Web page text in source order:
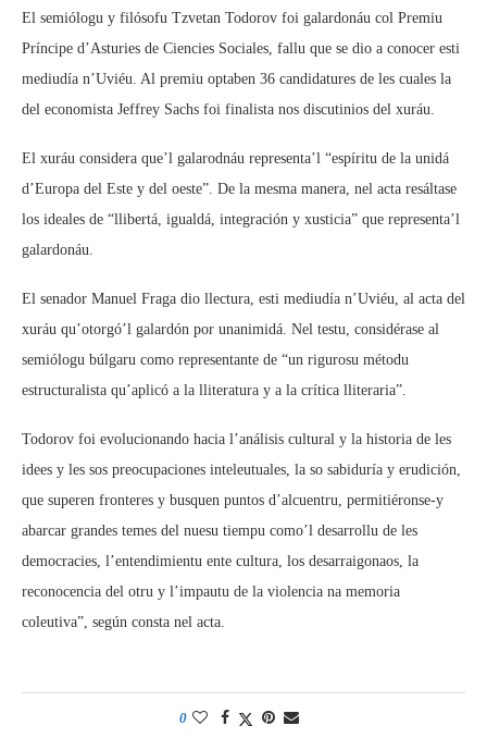
El semiólogu y filósofu Tzvetan Todorov foi galardonáu col Premiu
Príncipe d’Asturies de Ciencies Sociales, fallu que se dio a conocer esti
mediudía n’Uviéu. Al premiu optaben 36 candidatures de les cuales la
del economista Jeffrey Sachs foi finalista nos discutinios del xuráu.
El xuráu considera que’l galarodnáu representa’l “espíritu de la unidá
d’Europa del Este y del oeste”. De la mesma manera, nel acta resáltase
los ideales de “llibertá, igualdá, integración y xusticia” que representa’l
galardonáu.
El senador Manuel Fraga dio llectura, esti mediudía n’Uviéu, al acta del
xuráu qu’otorgó’l galardón por unanimidá. Nel testu, considérase al
semiólogu búlgaru como representante de “un rigurosu métodu
estructuralista qu’aplicó a la lliteratura y a la crítica lliteraria”.
Todorov foi evolucionando hacia l’análisis cultural y la historia de les
idees y les sos preocupaciones inteleutuales, la so sabiduría y erudición,
que superen fronteres y busquen puntos d’alcuentru, permitiéronse-y
abarcar grandes temes del nuesu tiempu como’l desarrollu de les
democracies, l’entendimientu ente cultura, los desarraigonaos, la
reconocencia del otru y l’impautu de la violencia na memoria
coleutiva”, según consta nel acta.
0